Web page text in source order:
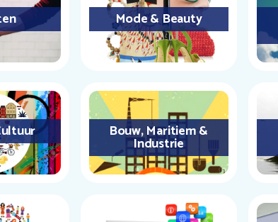
Mode & Beauty
Bouw, Maritiem &
Industrie